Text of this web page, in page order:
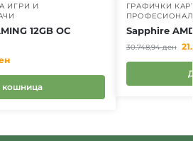
ИГРИ И
12GB OC
кошница
ГРАФИЧКИ
Sapphire
30.748,94ден